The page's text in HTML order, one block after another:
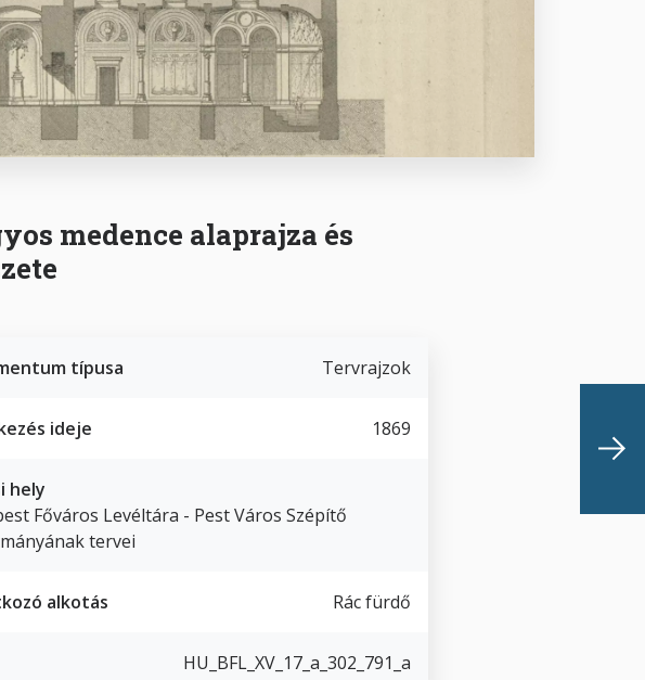
medence alaprajza és
típusa Tervrajzok
ideje 1869
hely
Főváros Levéltára - Pest Város Szépítő
tervei
alkotás Rác fürdő
HU_BFL_XV_17_a_302_791_a